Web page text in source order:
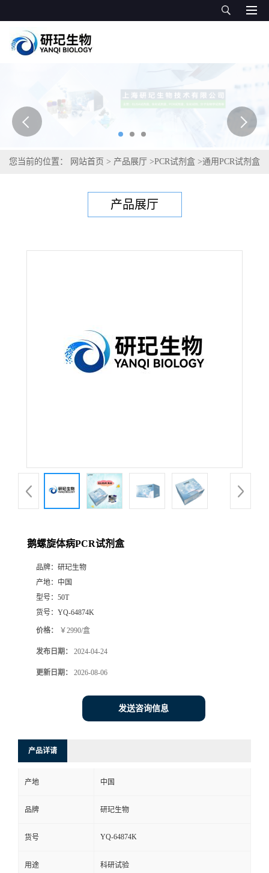
您当前的位置： 网站首页 > 产品展厅 >PCR试剂盒 >通用PCR试剂盒
产品展厅
鹅螺旋体病PCR试剂盒
品牌： 研玘生物
产地： 中国
型号： 50T
货号： YQ-64874K
价格： ￥2990/盒
发布日期： 2024-04-24
更新日期： 2026-08-06
发送咨询信息
产品详请
产地 中国
品牌 研玘生物
货号 YQ-64874K
用途 科研试验